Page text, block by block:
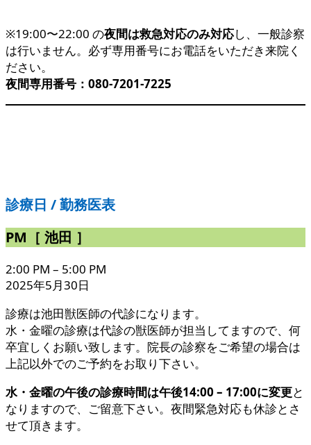
※19:00〜22:00 の夜間は救急対応のみ対応し、一般診察
は行いません。必ず専用番号にお電話をいただき来院く
ださい。
夜間専用番号：080-7201-7225
診療日 / 勤務医表
PM［ 池田 ］
2:00 PM – 5:00 PM
2025年5月30日
診療は池田獣医師の代診になります。
水・金曜の診療は代診の獣医師が担当してますので、何
卒宜しくお願い致します。院長の診察をご希望の場合は
上記以外でのご予約をお取り下さい。
水・金曜の午後の診療時間は午後14:00 – 17:00に変更と
なりますので、ご留意下さい。夜間緊急対応も休診とさ
せて頂きます。